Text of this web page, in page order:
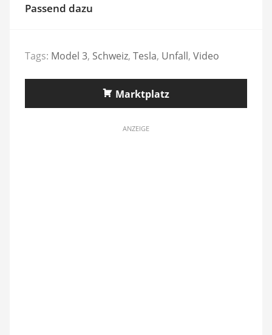
Passend dazu
Tags: Model 3, Schweiz, Tesla, Unfall, Video
Marktplatz
ANZEIGE